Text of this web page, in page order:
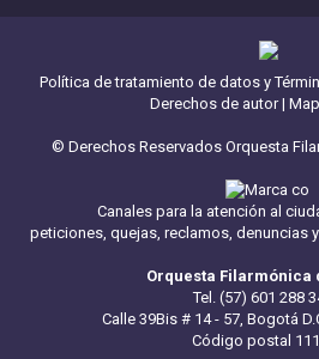
Política de tratamiento de datos y
Derechos de autor|
© Derechos Reservados Orquesta
Canales para la atención al
peticiones, quejas, reclamos, denuncias
Orquesta Filarmónica
Tel. (57) 601 288
Calle 39Bis # 14 - 57, Bogotá
Código postal